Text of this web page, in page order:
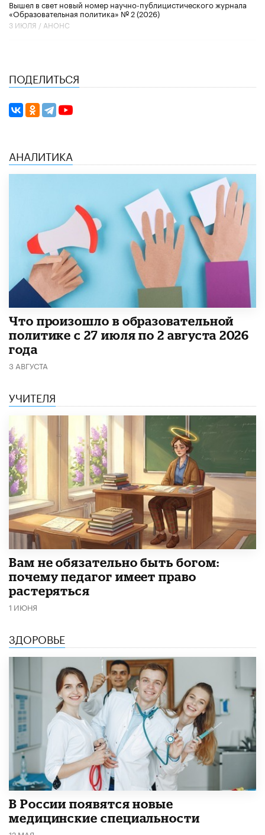
Вышел в свет новый номер научно-публицистического журнала
«Образовательная политика» № 2 (2026)
3 ИЮЛЯ / АНОНС
ПОДЕЛИТЬСЯ
АНАЛИТИКА
​Что произошло в образовательной
политике с 27 июля по 2 августа 2026
года
3 АВГУСТА
УЧИТЕЛЯ
​Вам не обязательно быть богом:
почему педагог имеет право
растеряться
1 ИЮНЯ
ЗДОРОВЬЕ
В России появятся новые
медицинские специальности